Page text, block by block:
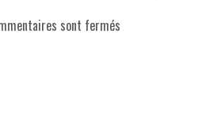
sont fermés